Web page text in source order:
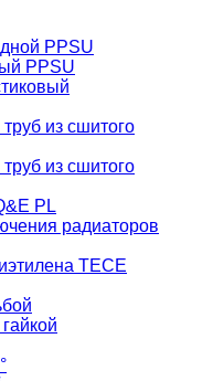
PPSU
PPSU
из сшитого
из сшитого
PL
радиаторов
TECE